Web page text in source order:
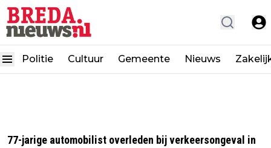
Politie Cultuur Gemeente Nieuws
77-jarige automobilist overleden bij verkeersongeval in